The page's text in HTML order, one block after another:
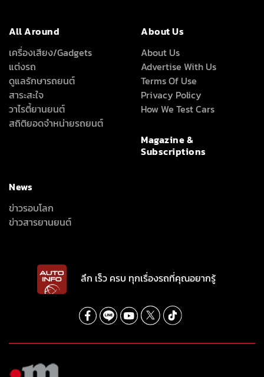
All Around
เครื่องเสียง/Gadgets
แต่งรถ
ดูแลรักษารถยนต์
สาระสะใจ
วาไรตี้ยานยนต์
สถิติยอดจำหน่ายรถยนต์
About Us
About Us
Advertise With Us
Terms Of Use
Privacy Policy
How We Test Cars
Magazine &
Subscriptions
News
ข่าวรอบโลก
ข่าวสารยานยนต์
ลึก เร็ว ครบ ทุกเรื่องรถที่คุณอยากรู้